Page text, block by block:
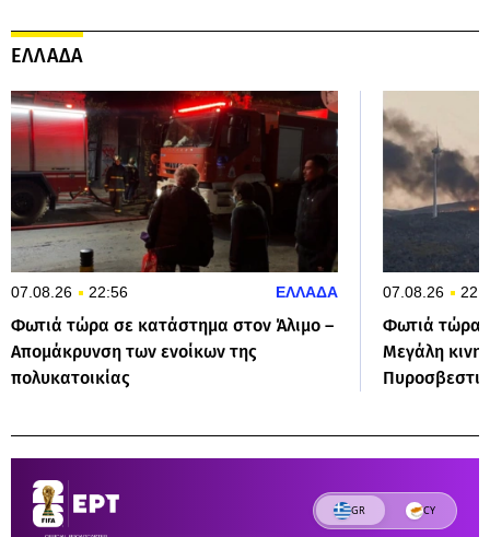
ΕΛΛΑΔΑ
07.08.26 22:56 ΕΛΛΑΔΑ
Φωτιά τώρα σε κατάστημα στον Άλιμο –
Απομάκρυνση των ενοίκων της
πολυκατοικίας
07.08.26
Φωτιά τώρα
Μεγάλη